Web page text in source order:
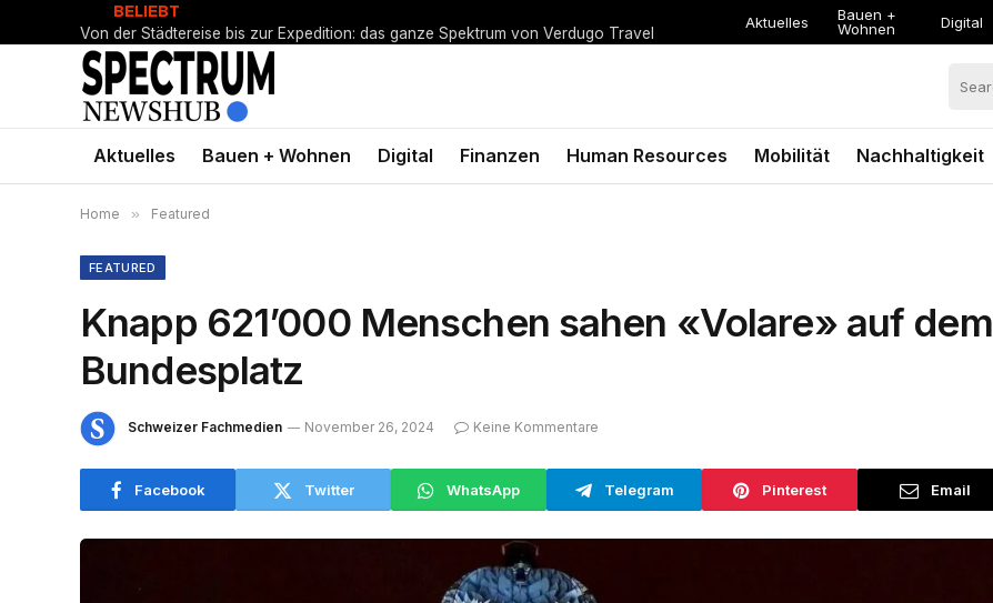
BELIEBT
Von der Städtereise bis zur Expedition: das ganze Spektrum von Verdugo Travel
Aktuelles
Bauen +
Wohnen
Digital
Aktuelles Bauen + Wohnen Digital Finanzen Human Resources Mobilität Nachhaltigkeit
Home » Featured
FEATURED
Knapp 621’000 Menschen sahen «Volare» auf dem
Bundesplatz
Schweizer Fachmedien November 26, 2024 Keine Kommentare
Facebook Twitter WhatsApp Telegram Pinterest Email